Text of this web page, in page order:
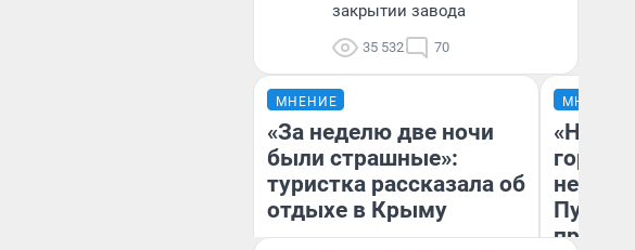
закрытии завода
35 532 70
МНЕНИЕ
«За неделю две ночи
были страшные»:
туристка рассказала об
отдыхе в Крыму
МНЕНИЕ
«Нет